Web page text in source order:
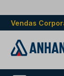
Vendas